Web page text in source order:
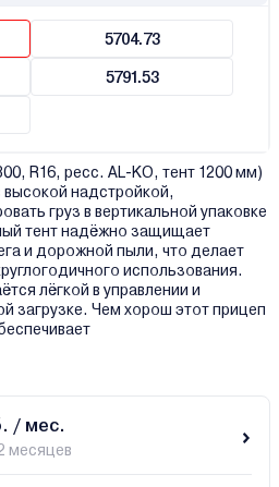
5704.73
5791.53
R16, ресс. AL-KO, тент 1200 мм)
надстройкой,
груз в вертикальной упаковке
тент надёжно защищает
и дорожной пыли, что делает
использования.
лёгкой в управлении и
загрузке. Чем хорош этот прицеп
/ мес.
месяцев